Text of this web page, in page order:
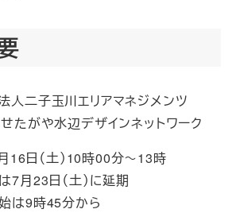
人二子玉川エリアマネジメンツ
たがや水辺デザインネットワーク
16日（土）10時00分～13時
23日（土）に延期
9時45分から